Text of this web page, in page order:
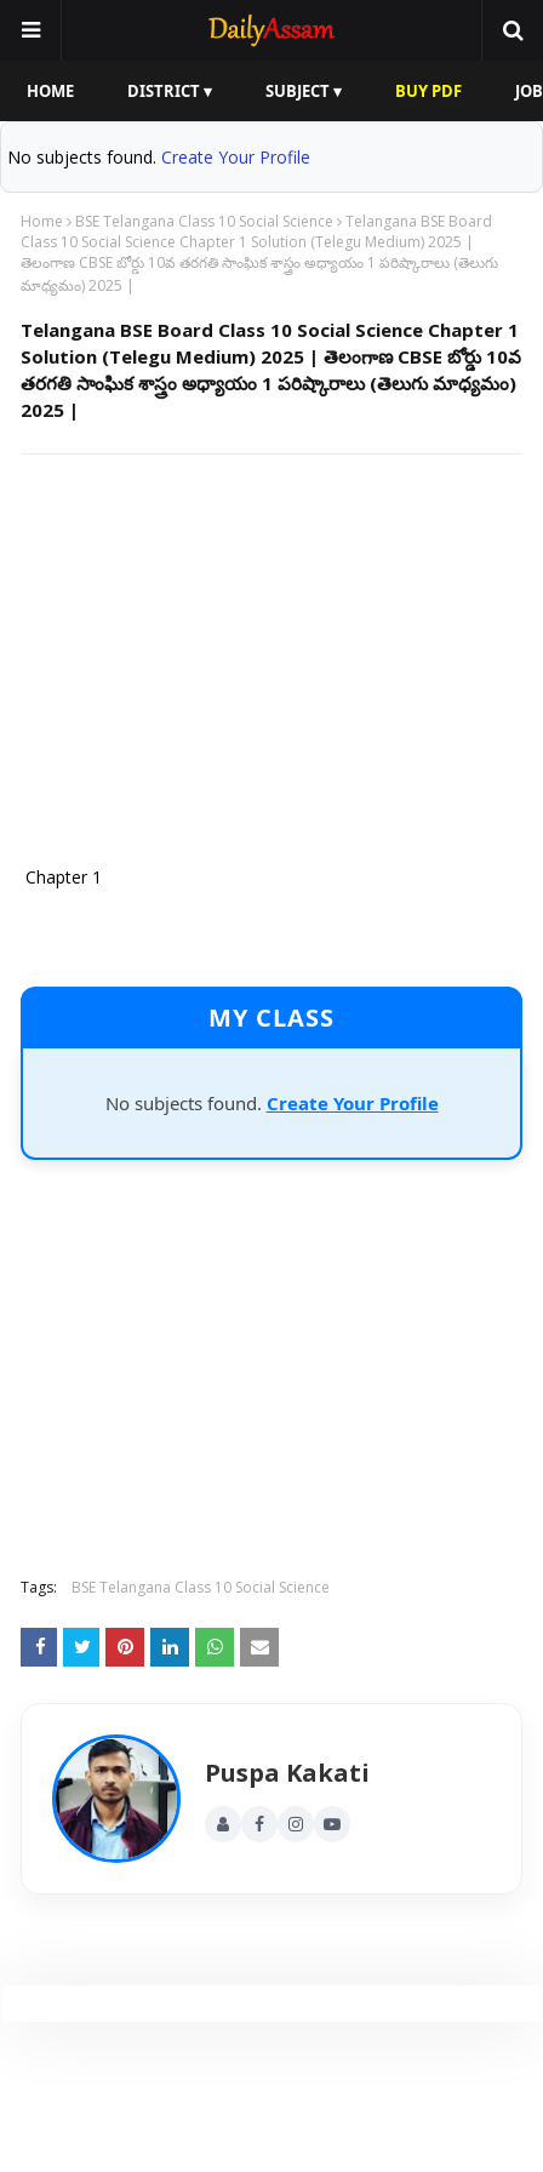
HOME DISTRICT ▾ SUBJECT ▾ BUY PDF
No subjects found. Create Your Profile
Home BSE Telangana Class 10 Social Science
Telangana BSE Board
Class 10 Social Science Chapter 1 Solution (Telegu Medium) 2025 |
తెలంగాణ CBSE బోర్డు 10వ తరగతి సాంఘిక శాస్త్రం అధ్యాయం 1 పరిష్కారాలు (తెలుగు
మాధ్యమం) 2025 |
Telangana BSE Board Class 10 Social Science Chapter 1
Solution (Telegu Medium) 2025 | తెలంగాణ CBSE బోర్డు 10వ
తరగతి సాంఘిక శాస్త్రం అధ్యాయం 1 పరిష్కారాలు (తెలుగు మాధ్యమం)
2025 |
Chapter 1
MY CLASS
No subjects found. Create Your Profile
Tags: BSE Telangana Class 10 Social Science
Puspa Kakati